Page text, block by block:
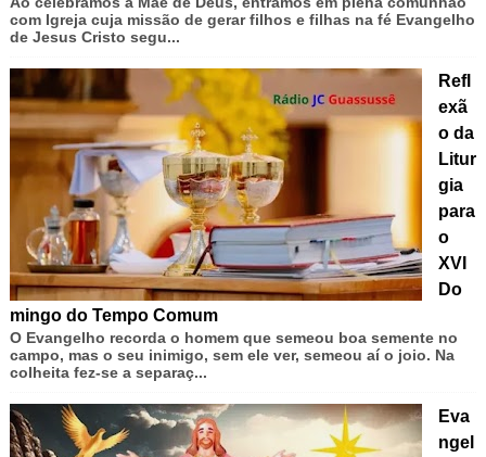
com Igreja cuja missão de gerar filhos e filhas na fé Evangelho
de Jesus Cristo segu...
Refl
exã
o da
Litur
gia
para
o
XVI
Do
mingo do Tempo Comum
O Evangelho recorda o homem que semeou boa semente no
campo, mas o seu inimigo, sem ele ver, semeou aí o joio. Na
colheita fez-se a separaç...
Eva
ngel